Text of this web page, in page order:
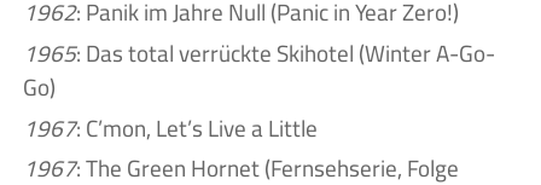
1962: Panik im Jahre Null (Panic in Year Zero!)
1965: Das total verrückte Skihotel (Winter A-Go-
Go)
1967: C’mon, Let’s Live a Little
1967: The Green Hornet (Fernsehserie, Folge